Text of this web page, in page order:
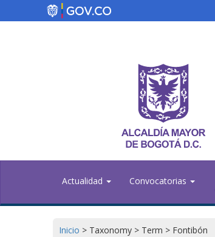
Actualidad Convocatorias
Inicio > Taxonomy > Term > Fontibón